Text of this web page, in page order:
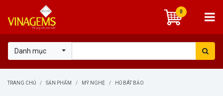
Danh mục
0
TRANG CHỦ SẢN PHẨM MỸ NGHỆ HŨ BÁT BẢO